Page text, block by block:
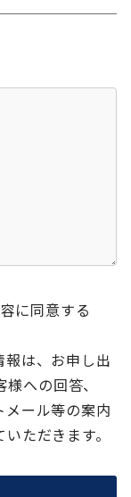
に同意する
は、お申し出
への回答、
ール等の案内
ただきます。